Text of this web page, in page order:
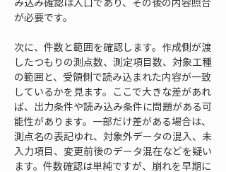
が必要です。
次に、件数と範囲を確認します。作成側が渡
したつもりの測点数、測定項目数、対象工種
の範囲と、受領側で読み込まれた内容が一致
しているかを見ます。ここで大きな差があれ
ば、出力条件や読み込み条件に問題がある可
能性があります。一部だけ差がある場合は、
測点名の表記ゆれ、対象外データの混入、未
入力項目、変更前後のデータ混在などを疑い
ます。件数確認は単純ですが、崩れを早期に